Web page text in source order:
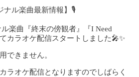
ナル楽曲最新情報】🎙️
楽曲『終末の傍観者』『I Need
カラオケ配信スタートしました🎤✨
できません。
ラオケ配信となりますのでしばらく